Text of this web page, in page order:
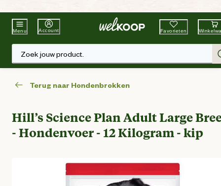
Beste WinkelketenTuin & Dier
Menu Account Favorieten
Zoek jouw product.
Terug naar Hondenbrokken
Hill’s Science Plan Adult Large
- Hondenvoer - 12 Kilogram - kip